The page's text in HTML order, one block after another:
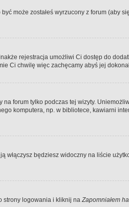
może zostałeś wyrzucony z forum (aby
rejestracja umożliwi Ci dostęp do
Ci chwilę więc zachęcamy abyś jej
forum tylko podczas tej wizyty.
komputera, np. w bibliotece, kawiarni
włączysz będziesz widoczny na liście
strony logowania i kliknij naZapomniałem